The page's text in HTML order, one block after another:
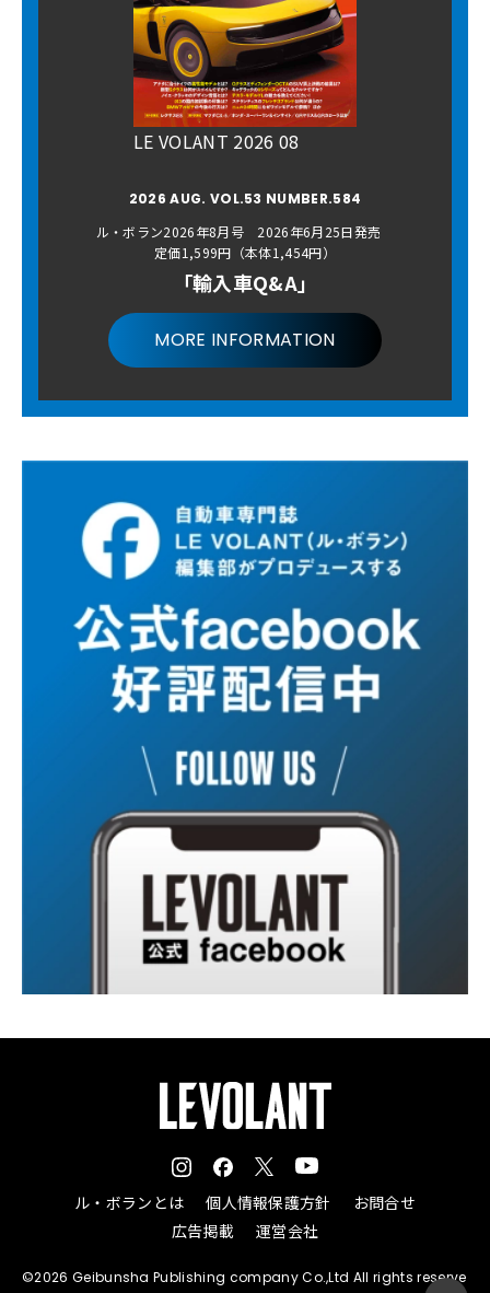
LE VOLANT 2026 08
2026 AUG. VOL.53 NUMBER.584
ル・ボラン2026年8月号 2026年6月25日発売
定価1,599円（本体1,454円）
「輸入車Q&A」
MORE INFORMATION
ル・ボランとは 個人情報保護方針
お問合せ
広告掲載
運営会社
©2026 Geibunsha Publishing company Co.,Ltd All rights reserve